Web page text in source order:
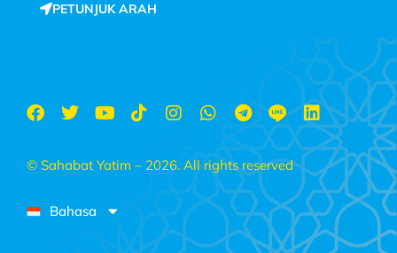
PETUNJUK ARAH
© Sahabat Yatim – 2026. All rights reserved
Bahasa